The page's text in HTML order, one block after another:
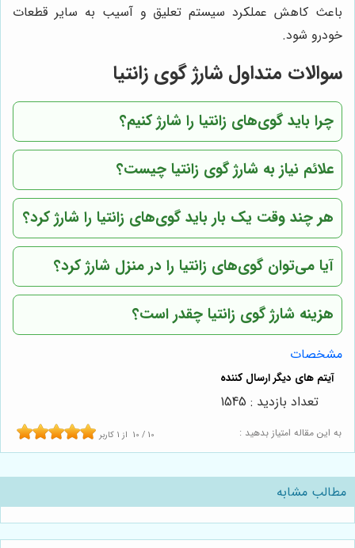
باعث کاهش عملکرد سیستم تعلیق و آسیب به سایر قطعات
خودرو شود.
سوالات متداول شارژ گوی زانتیا
چرا باید گوی‌های زانتیا را شارژ کنیم؟
علائم نیاز به شارژ گوی زانتیا چیست؟
هر چند وقت یک بار باید گوی‌های زانتیا را شارژ کرد؟
آیا می‌توان گوی‌های زانتیا را در منزل شارژ کرد؟
هزینه شارژ گوی زانتیا چقدر است؟
مشخصات
به این مقاله امتیاز بدهید : 10 / 10 از 1 کاربر
تعداد بازدید : 1545
مطالب مشابه